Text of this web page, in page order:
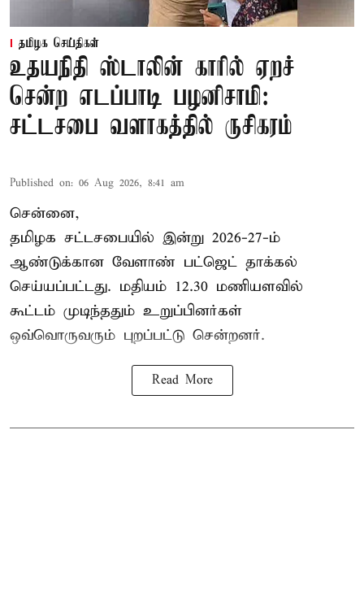
தமிழக செய்திகள்
உதயநிதி ஸ்டாலின் காரில் ஏறச்
சென்ற எடப்பாடி பழனிசாமி:
சட்டசபை வளாகத்தில் ருசிகரம்
Published on: 06 Aug 2026, 8:41 am
சென்னை,
தமிழக சட்டசபையில் இன்று 2026-27-ம்
ஆண்டுக்கான வேளாண் பட்ஜெட் தாக்கல்
செய்யப்பட்டது. மதியம் 12.30 மணியளவில்
கூட்டம் முடிந்ததும் உறுப்பினர்கள்
ஒவ்வொருவரும் புறப்பட்டு சென்றனர்.
Read More